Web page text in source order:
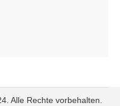
Alle Rechte vorbehalten.